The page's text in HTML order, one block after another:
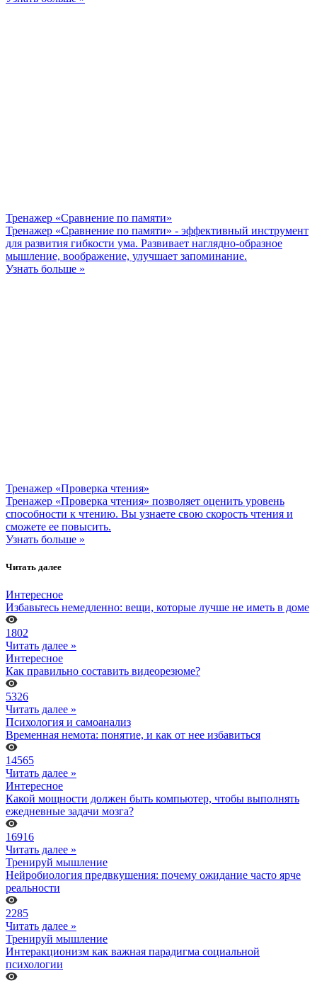
Тренажер «Сравнение по памяти»
Тренажер «Сравнение по памяти» - эффективный инструмент
для развития гибкости ума. Развивает наглядно-образное
мышление, воображение, улучшает запоминание.
Узнать больше »
Тренажер «Проверка чтения»
Тренажер «Проверка чтения» позволяет оценить уровень
способности к чтению. Вы узнаете свою скорость чтения и
сможете ее повысить.
Узнать больше »
Читать далее
Интересное
Избавьтесь немедленно: вещи, которые лучше не иметь в доме
1802
Читать далее »
Интересное
Как правильно составить видеорезюме?
5326
Читать далее »
Психология и самоанализ
Временная немота: понятие, и как от нее избавиться
14565
Читать далее »
Интересное
Какой мощности должен быть компьютер, чтобы выполнять
ежедневные задачи мозга?
16916
Читать далее »
Тренируй мышление
Нейробиология предвкушения: почему ожидание часто ярче
реальности
2285
Читать далее »
Тренируй мышление
Интеракционизм как важная парадигма социальной
психологии